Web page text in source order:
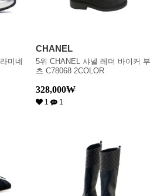
미네
CHANEL
5위 CHANEL 샤넬 레더 바이커 부
츠 C78068 2COLOR
328,000₩
1 1